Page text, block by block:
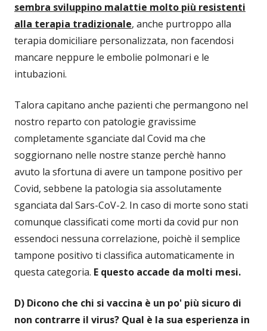
sembra sviluppino malattie molto più resistenti
alla terapia tradizionale, anche purtroppo alla
terapia domiciliare personalizzata, non facendosi
mancare neppure le embolie polmonari e le
intubazioni.
Talora capitano anche pazienti che permangono nel
nostro reparto con patologie gravissime
completamente sganciate dal Covid ma che
soggiornano nelle nostre stanze perchè hanno
avuto la sfortuna di avere un tampone positivo per
Covid, sebbene la patologia sia assolutamente
sganciata dal Sars-CoV-2. In caso di morte sono stati
comunque classificati come morti da covid pur non
essendoci nessuna correlazione, poichè il semplice
tampone positivo ti classifica automaticamente in
questa categoria. E questo accade da molti mesi.
D) Dicono che chi si vaccina è un po' più sicuro di
non contrarre il virus? Qual è la sua esperienza in